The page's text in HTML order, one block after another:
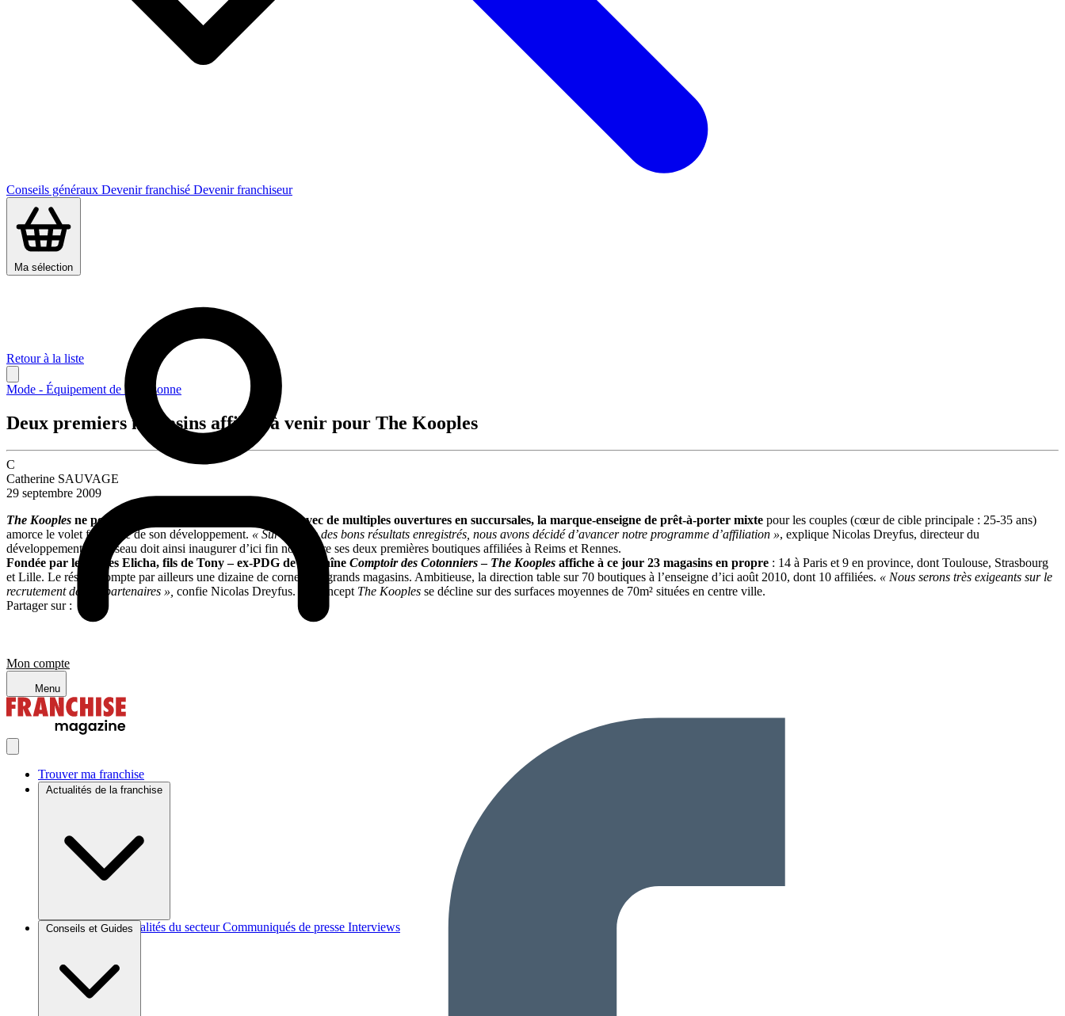
Conseils généraux Devenir franchisé Devenir franchiseur
Ma sélection
Mon compte
Menu
Trouver ma franchise
Actualités de la franchise
Brèves et actus Actualités du secteur Communiqués de presse Interviews
Conseils et Guides
Retour à la liste
Mode - Équipement de la personne
Deux premiers magasins affiliés à venir pour The Kooples
C
Catherine SAUVAGE
29 septembre 2009
The Kooples ne perd pas de temps. Lancée à l’été 2008 avec de multiples ouvertures en succursales, la marque-enseigne de prêt-à-porter mixte pour les couples (cœur de cible principale : 25-35 ans)
amorce le volet franchise de son développement. « Sur la base des bons résultats enregistrés, nous avons décidé d’avancer notre programme d’affiliation », explique Nicolas Dreyfus, directeur du
développement. Le réseau doit ainsi inaugurer d’ici fin novembre ses deux premières boutiques affiliées à Reims et Rennes.
Fondée par les frères Elicha, fils de Tony – ex-PDG de la chaîne Comptoir des Cotonniers– The Kooples affiche à ce jour 23 magasins en propre : 14 à Paris et 9 en province, dont Toulouse, Strasbourg
et Lille. Le réseau compte par ailleurs une dizaine de corners en grands magasins. Ambitieuse, la direction table sur 70 boutiques à l’enseigne d’ici août 2010, dont 10 affiliées. « Nous serons très exigeants sur le
recrutement de nos partenaires », confie Nicolas Dreyfus. Le concept The Kooples se décline sur des surfaces moyennes de 70m² situées en centre ville.
Partager sur :